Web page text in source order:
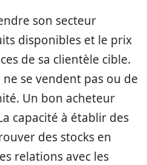
son secteur
disponibles et le prix
de sa clientèle cible.
se vendent pas ou de
Un bon acheteur
capacité à établir des
des stocks en
relations avec les